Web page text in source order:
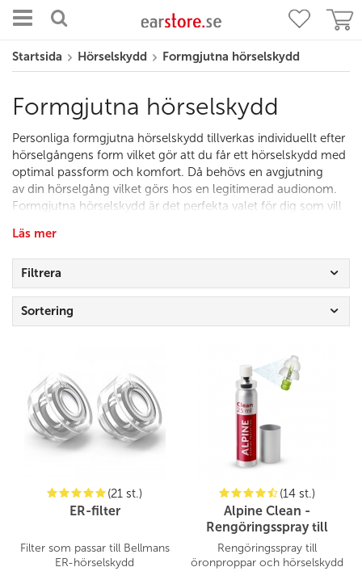
Startsida Hörselskydd Formgjutna hörselskydd
Formgjutna hörselskydd
Personliga formgjutna hörselskydd tillverkas individuellt efter
hörselgångens form vilket gör att du får ett hörselskydd med
optimal passform och komfort. Då behövs en avgjutning
av din hörselgång vilket görs hos en legitimerad audionom.
Formgjutna hörselskydd är det perfekta valet för dig som vill
eller annat störande omgivningsljud såsom trafikbuller eller
snarkningar från din partner. Individuellt utformade
hörselskydd finns både med och utan
hörselskydd med filter behålls balansen i ljudet och det går
lättare att urskilja tal. Här nedan hittar du både hörselskydd
samt tillbehör till dina individuellt utformade hörselskydd.
Produkten är ine längre köpbar direkt hos oss, gå vidare till
vår samarbetspartner Transistor.se för beställning
Läs mer
Filtrera
Sortering
(21 st.)
ER-filter
Filter som passar till Bellmans
ER-hörselskydd
(14 st.)
Alpine Clean -
Rengöringsspray till
öronproppar
Rengöringsspray till
öronproppar och hörselskydd